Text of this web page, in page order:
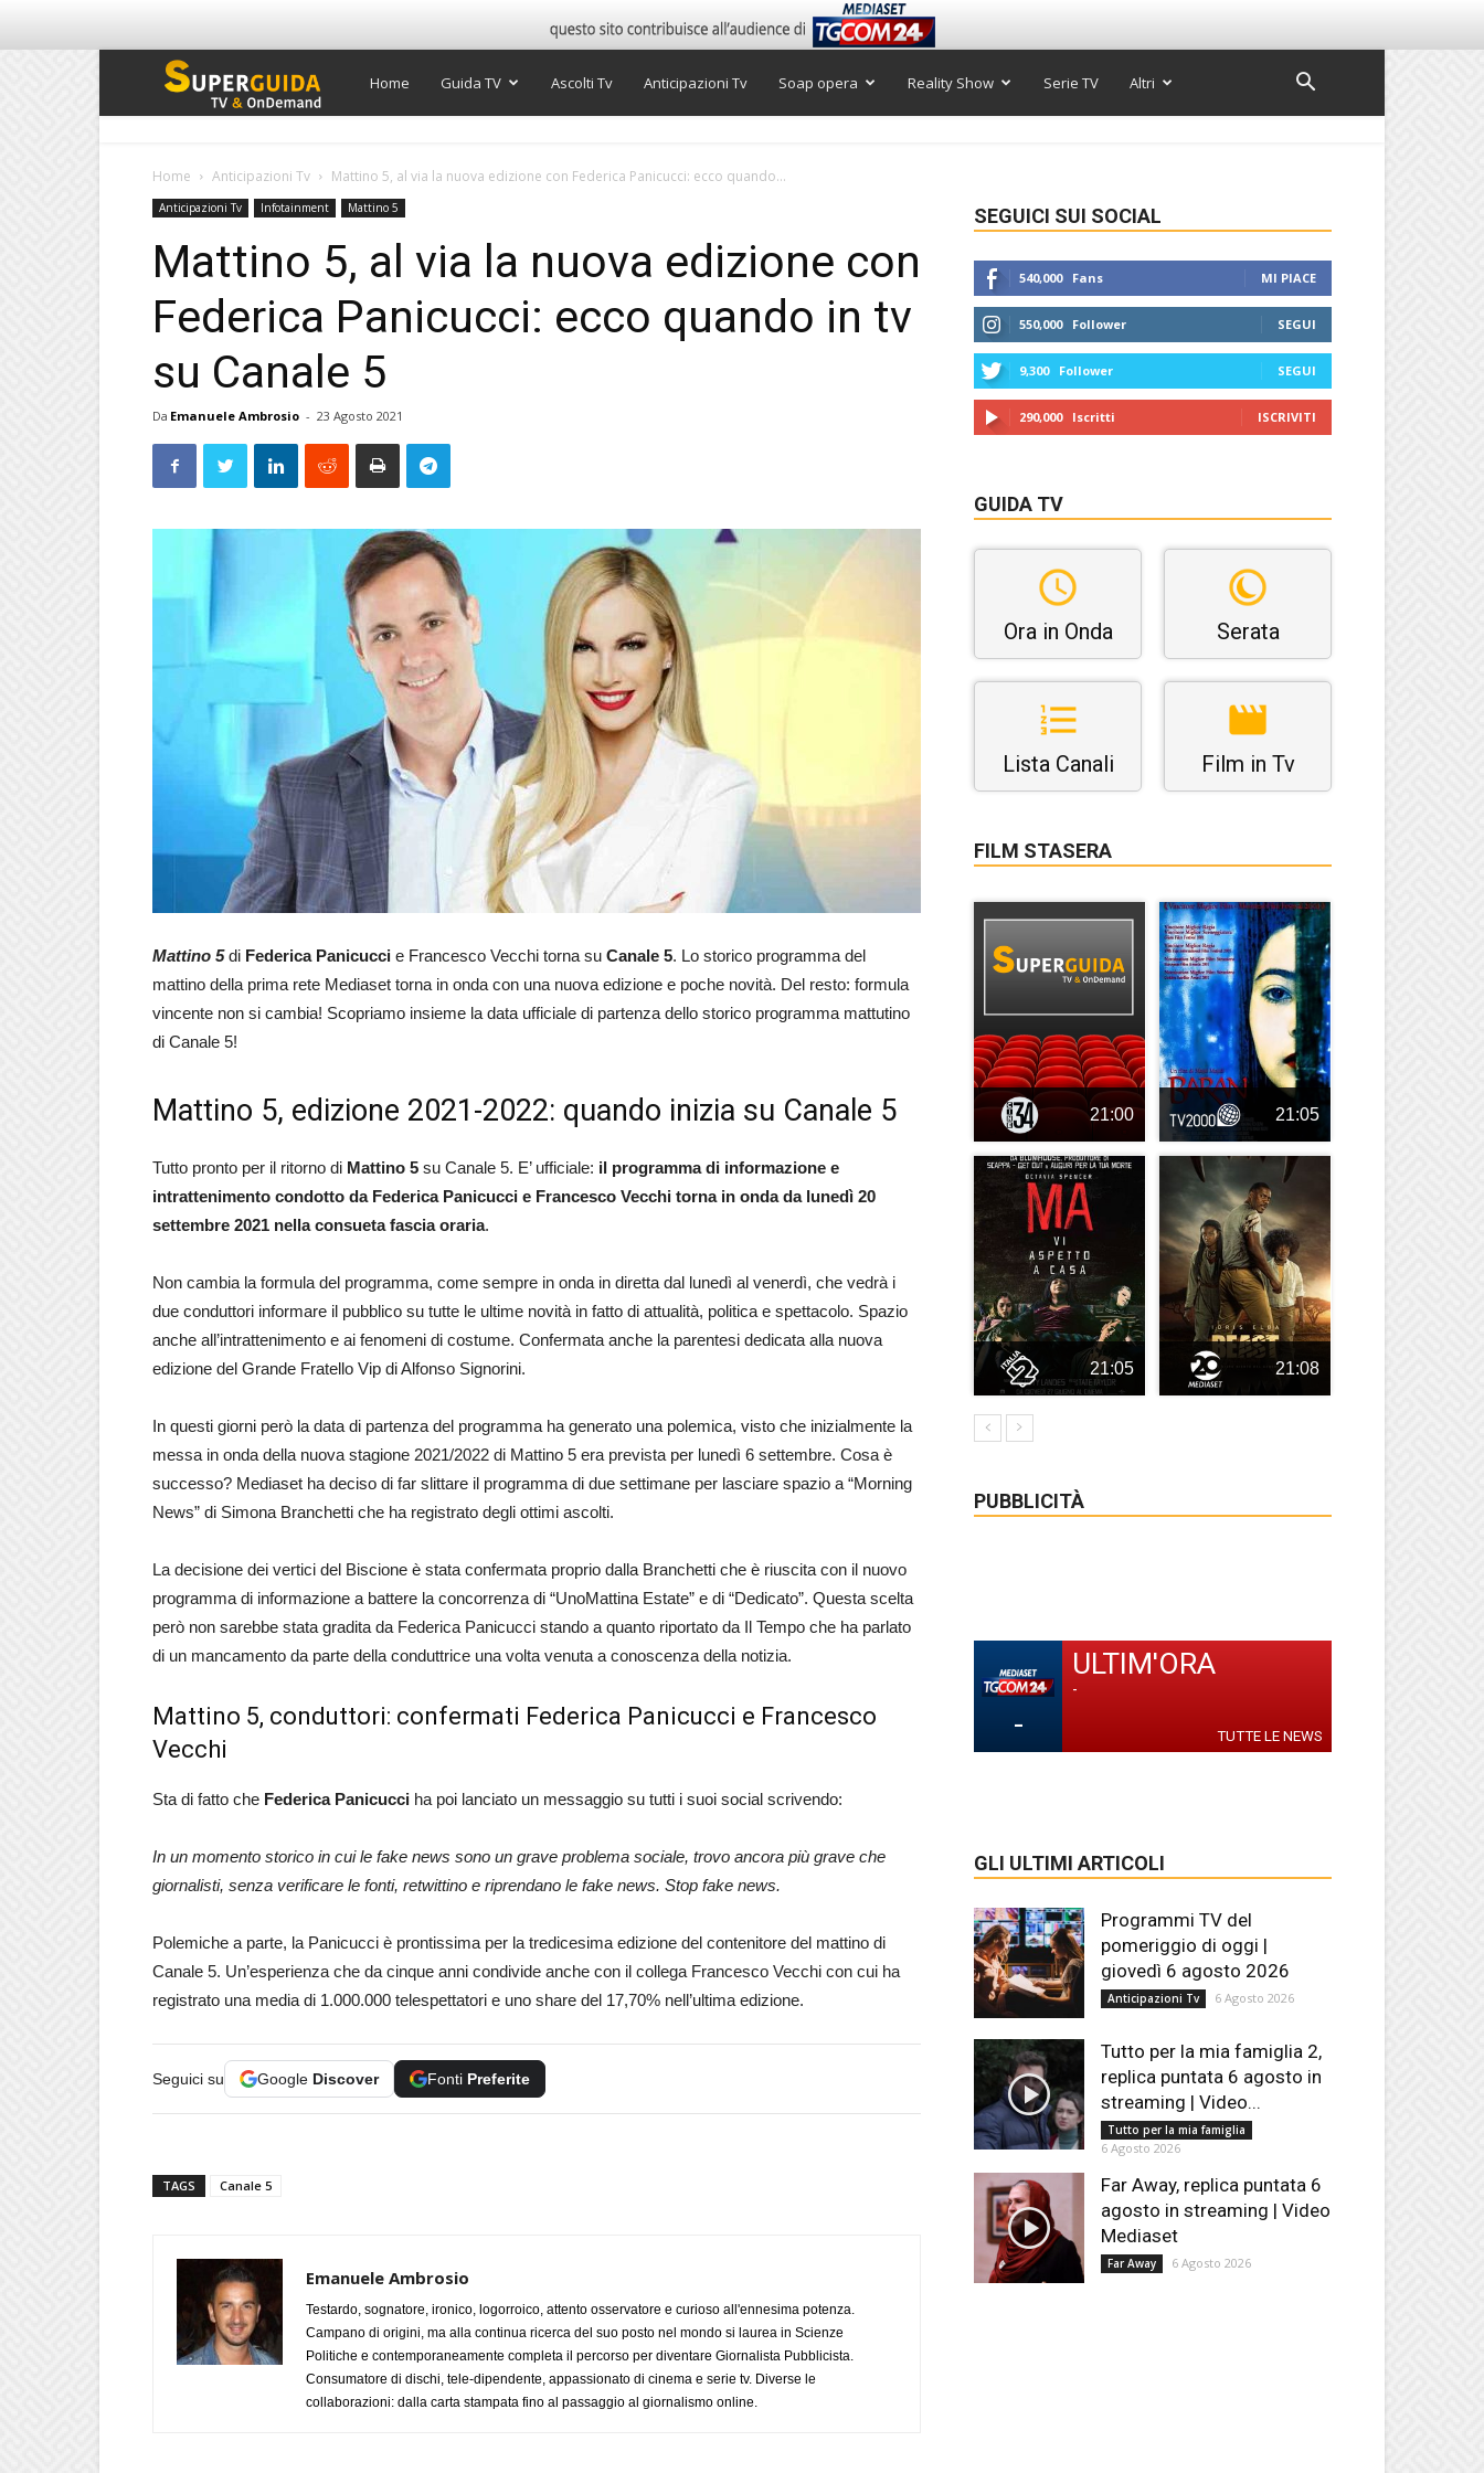
Super
TV
Home Guida TV Ascolti Tv Anticipazioni Tv Soap opera Reality Show Serie TV Altri
Home Anticipazioni Tv Mattino 5, al via la nuova edizione con Federica Panicucci: ecco quando...
Anticipazioni Tv Infotainment Mattino 5
Mattino 5, al via la nuova edizione con
Federica Panicucci: ecco quando in tv
su Canale 5
Da Emanuele Ambrosio - 23 Agosto 2021
Mattino 5di Federica Panicucci e Francesco Vecchi torna su Canale 5. Lo storico programma del
mattino della prima rete Mediaset torna in onda con una nuova edizione e poche novità. Del resto: formula
vincente non si cambia! Scopriamo insieme la data ufficiale di partenza dello storico programma mattutino
di Canale 5!
Mattino 5, edizione 2021-2022: quando inizia su Canale 5
Tutto pronto per il ritorno di Mattino 5 su Canale 5. E’ ufficiale: il programma di informazione e
intrattenimento condotto da Federica Panicucci e Francesco Vecchi torna in onda da lunedì 20
settembre 2021 nella consueta fascia oraria.
Non cambia la formula del programma, come sempre in onda in diretta dal lunedì al venerdì, che vedrà i
due conduttori informare il pubblico su tutte le ultime novità in fatto di attualità, politica e spettacolo. Spazio
anche all’intrattenimento e ai fenomeni di costume. Confermata anche la parentesi dedicata alla nuova
edizione del Grande Fratello Vip di Alfonso Signorini.
In questi giorni però la data di partenza del programma ha generato una polemica, visto che inizialmente la
messa in onda della nuova stagione 2021/2022 di Mattino 5 era prevista per lunedì 6 settembre. Cosa è
successo? Mediaset ha deciso di far slittare il programma di due settimane per lasciare spazio a “Morning
News” di Simona Branchetti che ha registrato degli ottimi ascolti.
La decisione dei vertici del Biscione è stata confermata proprio dalla Branchetti che è riuscita con il nuovo
programma di informazione a battere la concorrenza di “UnoMattina Estate” e di “Dedicato”. Questa scelta
però non sarebbe stata gradita da Federica Panicucci stando a quanto riportato da Il Tempo che ha parlato
di un mancamento da parte della conduttrice una volta venuta a conoscenza della notizia.
Mattino 5, conduttori: confermati Federica Panicucci e Francesco
Vecchi
Sta di fatto che Federica Panicucci ha poi lanciato un messaggio su tutti i suoi social scrivendo:
In un momento storico in cui le fake news sono un grave problema sociale, trovo ancora più grave che
giornalisti, senza verificare le fonti, retwittino e riprendano le fake news. Stop fake news.
Polemiche a parte, la Panicucci è prontissima per la tredicesima edizione del contenitore del mattino di
Canale 5. Un’esperienza che da cinque anni condivide anche con il collega Francesco Vecchi con cui ha
registrato una media di 1.000.000 telespettatori e uno share del 17,70% nell’ultima edizione.
Seguici su Google Discover Fonti Preferite
TAGS Canale 5
Emanuele Ambrosio
Testardo, sognatore, ironico, logorroico, attento osservatore e curioso all'ennesima potenza.
Campano di origini, ma alla continua ricerca del suo posto nel mondo si laurea in Scienze
Politiche e contemporaneamente completa il percorso per diventare Giornalista Pubblicista.
Consumatore di dischi, tele-dipendente, appassionato di cinema e serie tv. Diverse le
collaborazioni: dalla carta stampata fino al passaggio al giornalismo online.
SEGUICI SUI SOCIAL
540,000 Fans MI PIACE
550,000 Follower SEGUI
9,300 Follower SEGUI
290,000 Iscritti ISCRIVITI
GUIDA TV
Ora in Onda Serata
Lista Canali Film in Tv
FILM STASERA
21:00 21:05
21:05 21:08
PUBBLICITÀ
-
ULTIM'ORA
-
TUTTE LE NEWS
GLI ULTIMI ARTICOLI
Programmi TV del
pomeriggio di oggi |
giovedì 6 agosto 2026
Anticipazioni Tv 6 Agosto 2026
Tutto per la mia famiglia 2,
replica puntata 6 agosto in
streaming | Video...
Tutto per la mia famiglia
6 Agosto 2026
Far Away, replica puntata 6
agosto in streaming | Video
Mediaset
Far Away 6 Agosto 2026